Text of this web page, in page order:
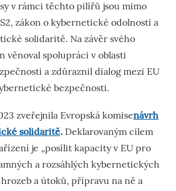
v rámci těchto pilířů jsou mimo
zákon o kybernetické odolnosti a
solidaritě. Na závěr svého
věnoval spolupráci v oblasti
a zdůraznil dialog mezi EU
bezpečnosti.
zveřejnila Evropská komisenávrh
solidaritě. Deklarovaným cílem
je „posílit kapacity v EU pro
a rozsáhlých kybernetických
a útoků, přípravu na ně a